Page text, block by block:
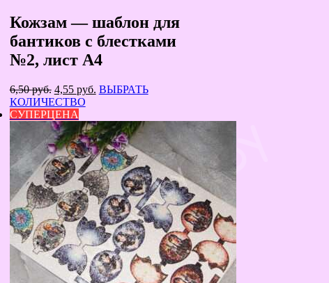
Кожзам — шаблон для
бантиков с блестками
№2, лист А4
6,50руб. Первоначальная
цена
составляла
6,50 руб..
4,55 руб. Текущая
ВЫБРАТЬ
КОЛИЧЕСТВО
СУПЕРЦЕНА